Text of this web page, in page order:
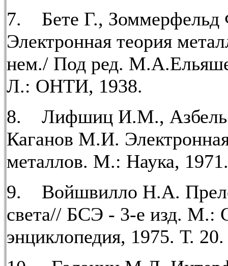
7. Бете Г., Зоммерфельд
Электронная теория
нем./ Под ред.
Л.: ОНТИ, 1938.
8. Лифшиц И.М.,
Каганов М.И.
металлов. М.: Наука, 1971.
9. Войшвилло Н.А.
света// БСЭ - 3-е изд. М.:
энциклопедия, 1975. Т.